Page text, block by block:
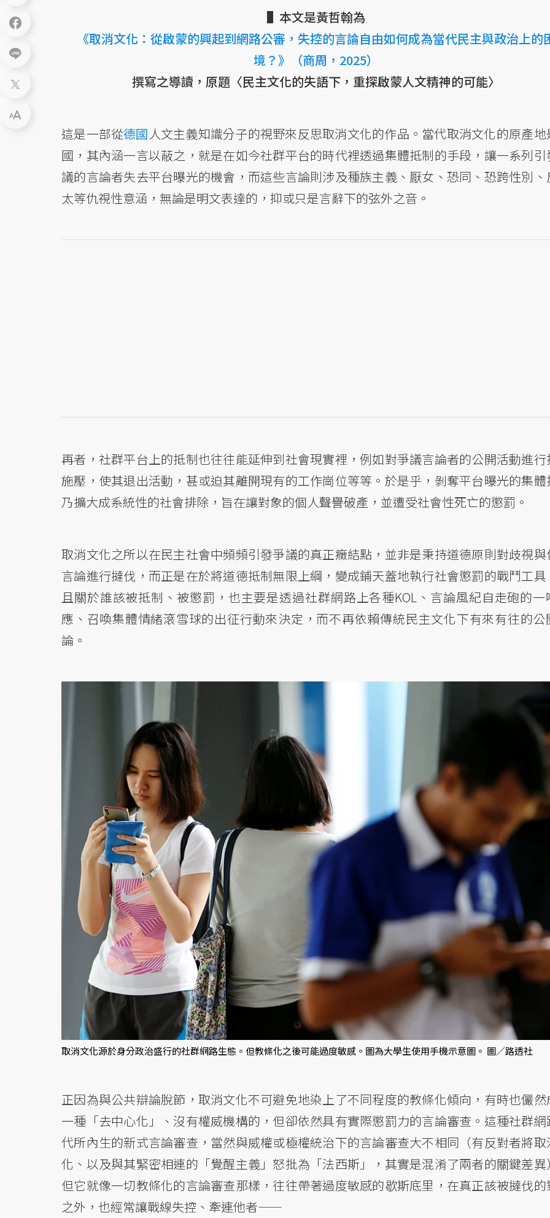
▌本文是黃哲翰為
《取消文化：從啟蒙的興起到網路公審，失控的言論自由如何成為當代民主與政治上的
境？》（商周，2025）
撰寫之導讀，原題〈民主文化的失語下，重探啟蒙人文精神的可能〉
這是一部從德國人文主義知識分子的視野來反思取消文化的作品。當代取消文化的原產地
國，其內涵一言以蔽之，就是在如今社群平台的時代裡透過集體抵制的手段，讓一系列引
議的言論者失去平台曝光的機會，而這些言論則涉及種族主義、厭女、恐同、恐跨性別、
太等仇視性意涵，無論是明文表達的，抑或只是言辭下的弦外之音。
再者，社群平台上的抵制也往往能延伸到社會現實裡，例如對爭議言論者的公開活動進行
施壓，使其退出活動，甚或迫其離開現有的工作崗位等等。於是乎，剝奪平台曝光的集體
乃擴大成系統性的社會排除，旨在讓對象的個人聲譽破產，並遭受社會性死亡的懲罰。
取消文化之所以在民主社會中頻頻引發爭議的真正癥結點，並非是秉持道德原則對歧視與
言論進行撻伐，而正是在於將道德抵制無限上綱，變成鋪天蓋地執行社會懲罰的戰鬥工具
且關於誰該被抵制、被懲罰，也主要是透過社群網路上各種KOL、言論風紀自走砲的一
應、召喚集體情緒滾雪球的出征行動來決定，而不再依賴傳統民主文化下有來有往的公
論。
取消文化源於身分政治盛行的社群網路生態。但教條化之後可能過度敏感。圖為大學生使用手機示意圖。 圖／路透社
正因為與公共辯論脫節，取消文化不可避免地染上了不同程度的教條化傾向，有時也儼然
一種「去中心化」、沒有權威機構的，但卻依然具有實際懲罰力的言論審查。這種社群網
代所內生的新式言論審查，當然與威權或極權統治下的言論審查大不相同（有反對者將取
化、以及與其緊密相連的「覺醒主義」怒批為「法西斯」，其實是混淆了兩者的關鍵差異
但它就像一切教條化的言論審查那樣，往往帶著過度敏感的歇斯底里，在真正該被撻伐的
之外，也經常讓戰線失控、牽連他者——